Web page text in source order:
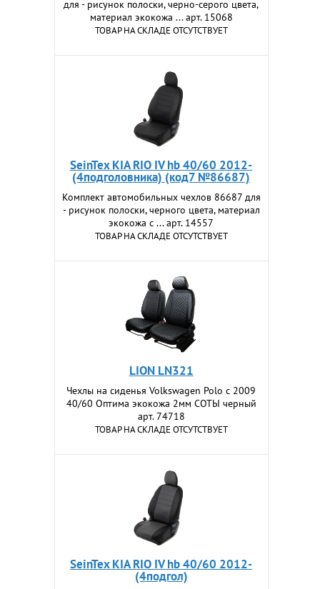
для - рисунок полоски, черно-серого цвета,
материал экокожа ... арт. 15068
ТОВАР НА СКЛАДЕ ОТСУТСТВУЕТ
SeinTex KIA RIO IV hb 40/60 2012-
(4подголовника) (код7 №86687)
Комплект автомобильных чехлов 86687 для
- рисунок полоски, черного цвета, материал
экокожа с ... арт. 14557
ТОВАР НА СКЛАДЕ ОТСУТСТВУЕТ
LION LN321
Чехлы на сиденья Volkswagen Polo c 2009
40/60 Оптима экокожа 2мм СОТЫ черный
арт. 74718
ТОВАР НА СКЛАДЕ ОТСУТСТВУЕТ
SeinTex KIA RIO IV hb 40/60 2012-
(4подгол)